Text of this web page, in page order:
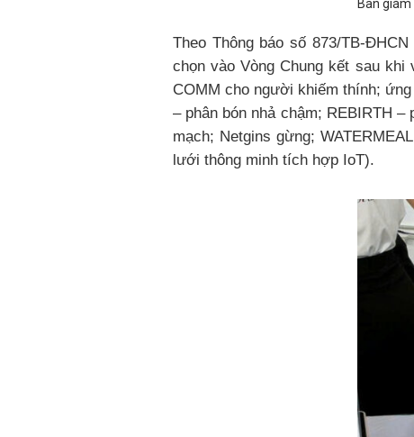
Ban
Theo Thông báo số 873/TB-
chọn vào Vòng Chung kết sau
COMM cho người khiếm thính;
– phân bón nhả chậm; REBIRTH
mạch; Netgins gừng;
lưới thông minh tích hợp IoT).